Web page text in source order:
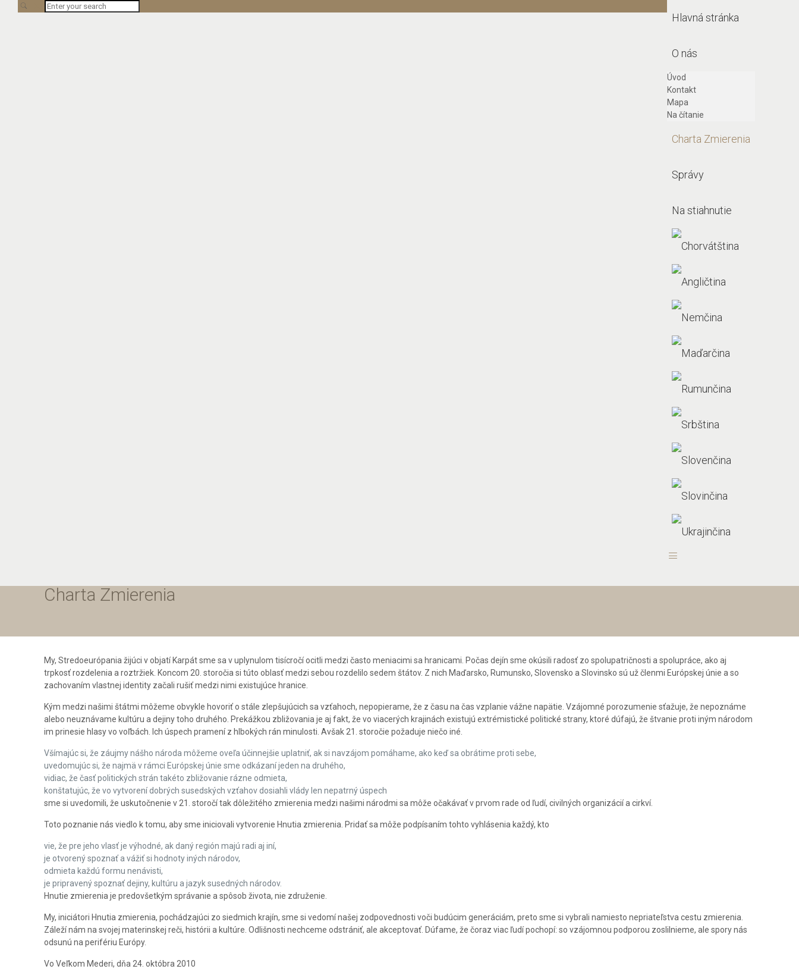
Hlavná stránka
O nás
Úvod
Kontakt
Mapa
Na čítanie
Charta Zmierenia
Správy
Na stiahnutie
Charta Zmierenia
My, Stredoeurópania žijúci v objatí Karpát sme sa v uplynulom tisícročí ocitli medzi často meniacimi sa hranicami. Počas dejín sme okúsili radosť zo spolupatričnosti a spolupráce, ako aj
trpkosť rozdelenia a roztržiek. Koncom 20. storočia si túto oblasť medzi sebou rozdelilo sedem štátov. Z nich Maďarsko, Rumunsko, Slovensko a Slovinsko sú už členmi Európskej únie a so
zachovaním vlastnej identity začali rušiť medzi nimi existujúce hranice.
Kým medzi našimi štátmi môžeme obvykle hovoriť o stále zlepšujúcich sa vzťahoch, nepopierame, že z času na čas vzplanie vážne napätie. Vzájomné porozumenie sťažuje, že nepoznáme
alebo neuznávame kultúru a dejiny toho druhého. Prekážkou zbližovania je aj fakt, že vo viacerých krajinách existujú extrémistické politické strany, ktoré dúfajú, že štvanie proti iným národom
im prinesie hlasy vo voľbách. Ich úspech pramení z hlbokých rán minulosti. Avšak 21. storočie požaduje niečo iné.
Všímajúc si, že záujmy nášho národa môžeme oveľa účinnejšie uplatniť, ak si navzájom pomáhame, ako keď sa obrátime proti sebe,
uvedomujúc si, že najmä v rámci Európskej únie sme odkázaní jeden na druhého,
vidiac, že časť politických strán takéto zbližovanie rázne odmieta,
konštatujúc, že vo vytvorení dobrých susedských vzťahov dosiahli vlády len nepatrný úspech
sme si uvedomili, že uskutočnenie v 21. storočí tak dôležitého zmierenia medzi našimi národmi sa môže očakávať v prvom rade od ľudí, civilných organizácií a cirkví.
Toto poznanie nás viedlo k tomu, aby sme iniciovali vytvorenie Hnutia zmierenia. Pridať sa môže podpísaním tohto vyhlásenia každý, kto
vie, že pre jeho vlasť je výhodné, ak daný región majú radi aj iní,
je otvorený spoznať a vážiť si hodnoty iných národov,
odmieta každú formu nenávisti,
je pripravený spoznať dejiny, kultúru a jazyk susedných národov.
Hnutie zmierenia je predovšetkým správanie a spôsob života, nie združenie.
My, iniciátori Hnutia zmierenia, pochádzajúci zo siedmich krajín, sme si vedomí našej zodpovednosti voči budúcim generáciám, preto sme si vybrali namiesto nepriateľstva cestu zmierenia.
Záleží nám na svojej materinskej reči, histórii a kultúre. Odlišnosti nechceme odstrániť, ale akceptovať. Dúfame, že čoraz viac ľudí pochopí: so vzájomnou podporou zoslilnieme, ale spory nás
odsunú na perifériu Európy.
Vo Veľkom Mederi, dňa 24. októbra 2010